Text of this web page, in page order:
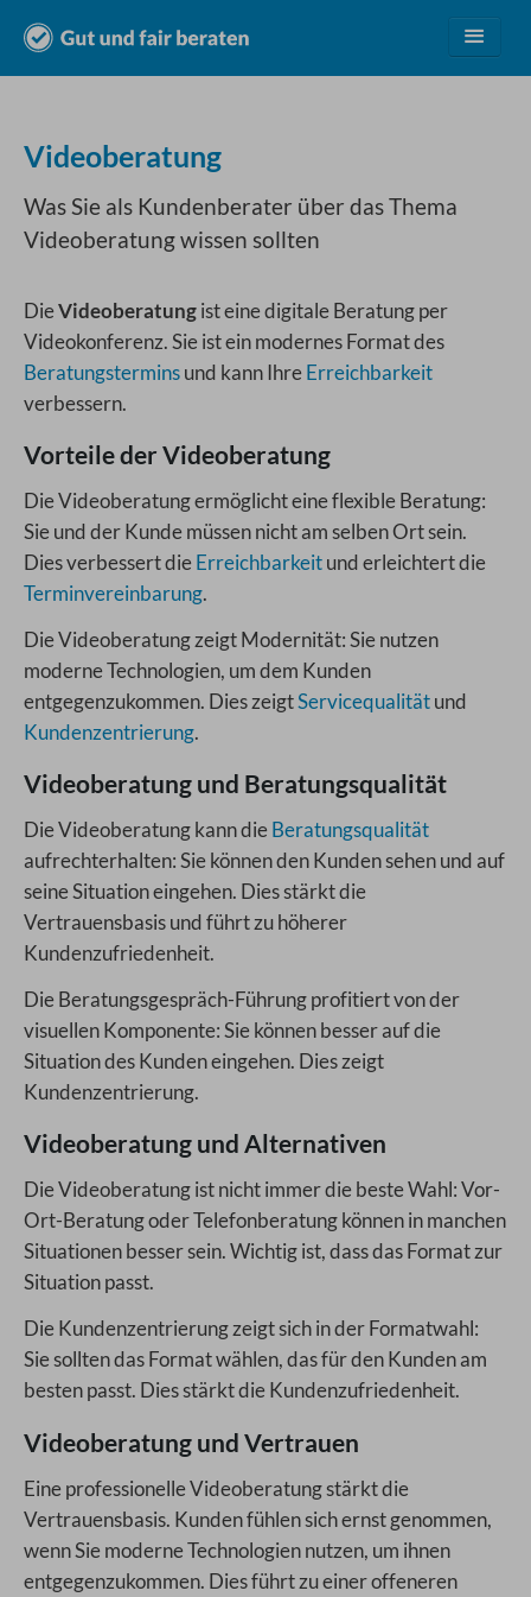
Branchen
Über uns
Kostenlos testen
Login
Videoberatung
Was Sie als Kundenberater über das Thema
Videoberatung wissen sollten
DieVideoberatungist eine digitale Beratung per
Videokonferenz. Sie ist ein modernes Format des
Beratungsterminsund kann IhreErreichbarkeit
verbessern.
Vorteile der Videoberatung
Die Videoberatung ermöglicht eine flexible Beratung:
Sie und der Kunde müssen nicht am selben Ort sein.
Dies verbessert dieErreichbarkeitund erleichtert die
Terminvereinbarung.
Die Videoberatung zeigt Modernität: Sie nutzen
moderne Technologien, um dem Kunden
entgegenzukommen. Dies zeigtServicequalitätund
Kundenzentrierung.
Videoberatung und Beratungsqualität
Die Videoberatung kann dieBeratungsqualität
aufrechterhalten: Sie können den Kunden sehen und auf
seine Situation eingehen. Dies stärkt die
Vertrauensbasis und führt zu höherer
Kundenzufriedenheit.
Die Beratungsgespräch-Führung profitiert von der
visuellen Komponente: Sie können besser auf die
Situation des Kunden eingehen. Dies zeigt
Kundenzentrierung.
Videoberatung und Alternativen
Die Videoberatung ist nicht immer die beste Wahl: Vor-
Ort-Beratung oder Telefonberatung können in manchen
Situationen besser sein. Wichtig ist, dass das Format zur
Situation passt.
Die Kundenzentrierung zeigt sich in der Formatwahl:
Sie sollten das Format wählen, das für den Kunden am
besten passt. Dies stärkt die Kundenzufriedenheit.
Videoberatung und Vertrauen
Eine professionelle Videoberatung stärkt die
Vertrauensbasis. Kunden fühlen sich ernst genommen,
wenn Sie moderne Technologien nutzen, um ihnen
entgegenzukommen. Dies führt zu einer offeneren